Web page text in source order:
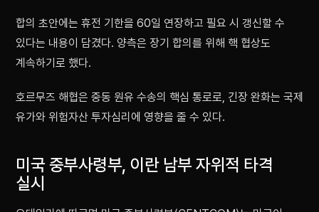
합의 초안에는 휴전 기한을 60일 연장하고 필요 시 갱신할 수
있다는 내용이 담겼다. 양측은 장기 합의를 위해 핵 협상도
계속하기로 했다.
호르무즈 해협은 중동 원유 수송의 핵심 통로로, 긴장 완화는 국제
유가와 위험자산 투자심리에 영향을 줄 수 있다.
미국 중부사령부, 이란 남부 자위적 타격
실시